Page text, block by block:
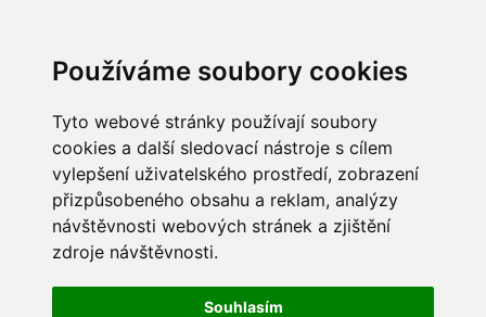
Používáme soubory cookies
Tyto webové stránky používají soubory
cookies a další sledovací nástroje s cílem
vylepšení uživatelského prostředí, zobrazení
přizpůsobeného obsahu a reklam, analýzy
návštěvnosti webových stránek a zjištění
zdroje návštěvnosti.
Souhlasím